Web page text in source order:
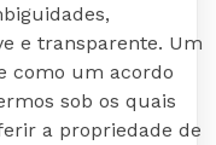
e transparente. Um
como um acordo
sob os quais
a propriedade de